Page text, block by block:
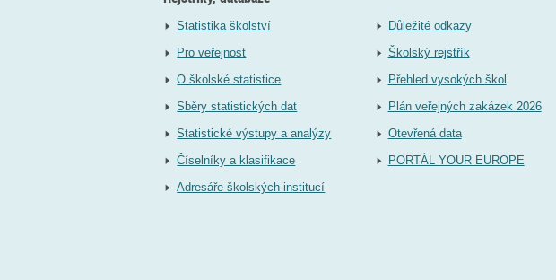
Statistika školství
Pro veřejnost
O školské statistice
Sběry statistických dat
Statistické výstupy a analýzy
Číselníky a klasifikace
Adresáře školských institucí
Důležité odkazy
Školský rejstřík
Přehled vysokých škol
Plán veřejných zakázek 2026
Otevřená data
PORTÁL YOUR EUROPE